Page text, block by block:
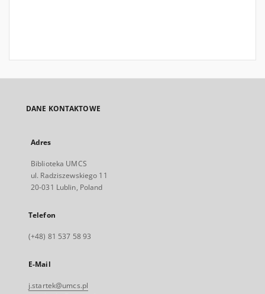
DANE KONTAKTOWE
Adres
Biblioteka UMCS
ul. Radziszewskiego 11
20-031 Lublin, Poland
Telefon
(+48) 81 537 58 93
E-Mail
j.startek@umcs.pl